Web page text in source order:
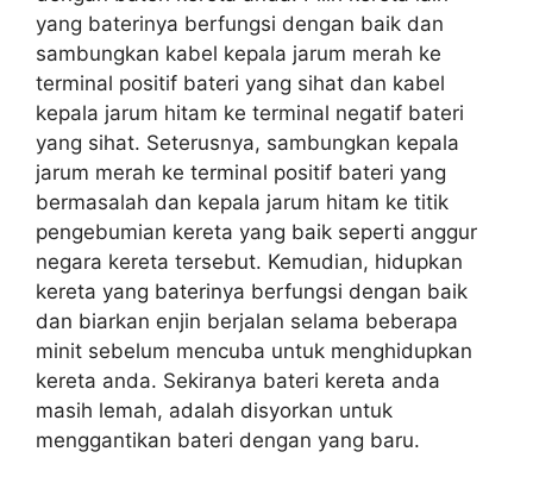
yang baterinya berfungsi dengan baik dan
sambungkan kabel kepala jarum merah ke
terminal positif bateri yang sihat dan kabel
kepala jarum hitam ke terminal negatif bateri
yang sihat. Seterusnya, sambungkan kepala
jarum merah ke terminal positif bateri yang
bermasalah dan kepala jarum hitam ke titik
pengebumian kereta yang baik seperti anggur
negara kereta tersebut. Kemudian, hidupkan
kereta yang baterinya berfungsi dengan baik
dan biarkan enjin berjalan selama beberapa
minit sebelum mencuba untuk menghidupkan
kereta anda. Sekiranya bateri kereta anda
masih lemah, adalah disyorkan untuk
menggantikan bateri dengan yang baru.